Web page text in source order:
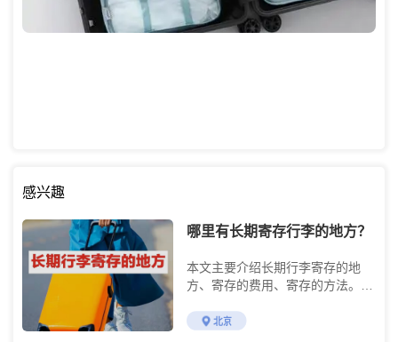
感兴趣
哪里有长期寄存行李的地方？
本文主要介绍长期行李寄存的地
方、寄存的费用、寄存的方法。解
北京